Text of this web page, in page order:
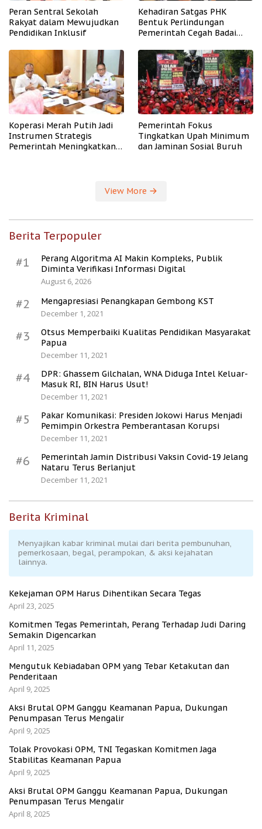
Peran Sentral Sekolah
Rakyat dalam Mewujudkan
Pendidikan Inklusif
Kehadiran Satgas PHK
Bentuk Perlindungan
Pemerintah Cegah Badai
Koperasi Merah Putih Jadi
Instrumen Strategis
Pemerintah Meningkatkan
Pemerintah Fokus
Tingkatkan Upah Minimum
dan Jaminan Sosial Buruh
View More
Berita Terpopuler
#1
Perang Algoritma AI Makin Kompleks, Publik
Diminta Verifikasi Informasi Digital
August 6, 2026
#2
Mengapresiasi Penangkapan Gembong KST
December 1, 2021
#3
Otsus Memperbaiki Kualitas Pendidikan Masyarakat
Papua
December 11, 2021
#4
DPR: Ghassem Gilchalan, WNA Diduga Intel Keluar-
Masuk RI, BIN Harus Usut!
December 11, 2021
#5
Pakar Komunikasi: Presiden Jokowi Harus Menjadi
Pemimpin Orkestra Pemberantasan Korupsi
December 11, 2021
#6
Pemerintah Jamin Distribusi Vaksin Covid-19 Jelang
Nataru Terus Berlanjut
December 11, 2021
Berita Kriminal
Menyajikan kabar kriminal mulai dari berita pembunuhan,
pemerkosaan, begal, perampokan, & aksi kejahatan
lainnya.
Kekejaman OPM Harus Dihentikan Secara Tegas
April 23, 2025
Komitmen Tegas Pemerintah, Perang Terhadap Judi Daring
Semakin Digencarkan
April 11, 2025
Mengutuk Kebiadaban OPM yang Tebar Ketakutan dan
Penderitaan
April 9, 2025
Aksi Brutal OPM Ganggu Keamanan Papua, Dukungan
Penumpasan Terus Mengalir
April 9, 2025
Tolak Provokasi OPM, TNI Tegaskan Komitmen Jaga
Stabilitas Keamanan Papua
April 9, 2025
Aksi Brutal OPM Ganggu Keamanan Papua, Dukungan
Penumpasan Terus Mengalir
April 8, 2025